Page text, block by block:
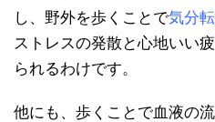
し、野外を歩くことで気分
ストレスの発散と心地いい疲
られるわけです。
他にも、歩くことで血液の